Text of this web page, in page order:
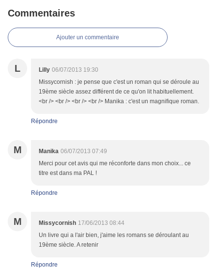
Commentaires
Ajouter un commentaire
L Lilly 06/07/2013 19:30
Missycornish : je pense que c'est un roman qui se déroule au
19ème siècle assez différent de ce qu'on lit habituellement.
<br /> <br /> <br /> <br /> Manika : c'est un magnifique roman.
Répondre
M Manika 06/07/2013 07:49
Merci pour cet avis qui me réconforte dans mon choix... ce
titre est dans ma PAL !
Répondre
M Missycornish 17/06/2013 08:44
Un livre qui a l'air bien, j'aime les romans se déroulant au
19ème siècle. A retenir
Répondre